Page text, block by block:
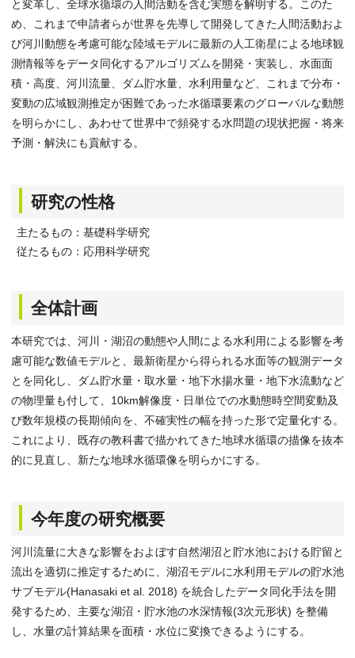
と変革し、全球水循環の人間活動を含む実態を解明する。このた
め、これまで申請者らが世界を先導して開発してきた人間活動およ
び河川動態を考慮可能な陸域モデルに最新の人工衛星による地球観
測情報等をデータ同化するアルゴリズムを開発・実装し、水面面
積・高度、河川流量、ダム貯水量、水利用量など、これまで分布・
変動の広域観測推定が困難であった水循環要素のグローバルな動態
を明らかにし、あわせて世界中で頻発する水問題の現状把握・将来
予測・解決にも貢献する。
研究の性格
主たるもの：基礎科学研究
従たるもの：応用科学研究
全体計画
本研究では、河川・湖沼の動態や人間による水利用による影響を考
慮可能な数値モデルと、最新衛星から得られる水面等の観測データ
とを同化し、ダム貯水量・取水量・地下水揚水量・地下水流動など
の物理量も付して、10km解像度・日単位での水動態時空間変動及
び数年規模の長期傾向を、不確実性の幅を持った形で定量化する。
これにより、既存の教科書で描かれてきた地球水循環の描像を抜本
的に見直し、新たな地球水循環像を明らかにする。
今年度の研究概要
河川流量に大きな影響をおよぼす自然湖沼と貯水池における貯留と
流出を適切に推定するために、湖沼モデルに水利用モデルの貯水池
サブモデル(Hanasaki et al. 2018) を統合したデータ同化手法を開
発するため、主要な湖沼・貯水池の水深情報(3次元形状) を整備
し、水量の計算結果を面積・水位に変換できるようにする。